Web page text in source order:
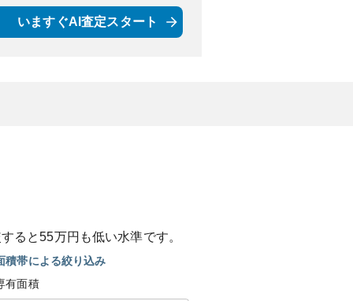
いますぐAI査定スタート
ると55万円も低い水準です。
積帯による絞り込み
有面積